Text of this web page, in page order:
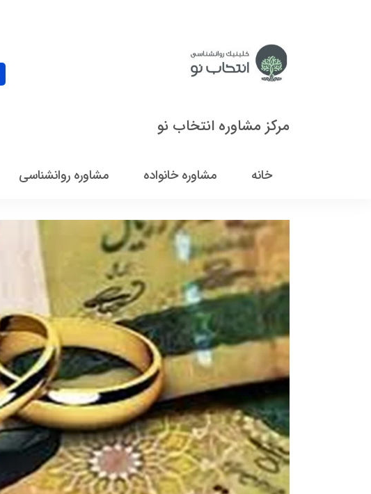
مرکز مشاوره انتخاب نو
خانه مشاوره خانواده مشاوره روانشناسی